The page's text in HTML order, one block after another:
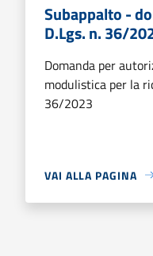
Subappalto -
D.Lgs. n. 36/
Domanda per
modulistica per la
36/2023
VAI ALLA PAGINA